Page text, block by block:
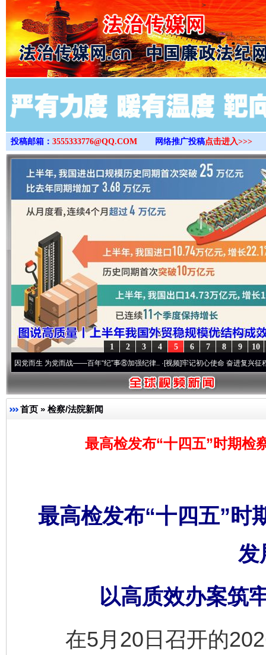
>
投稿邮箱： 3555333776@QQ.COM 网络推广投稿点击进入>>>
10
9
8
7
6
5
4
3
2
1
为党而战——百年“纪”事⑧加强纪律..·[视频]牢记初心使命 奋进复兴征程丨“转折之
首页 » 检察/法院新闻
最高检发布“十四五”时期检
最高检发布“十四五”时
发
以高质效办案筑
在5月20日召开的